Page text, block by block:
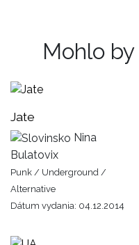
Mohlo
Jate
Nina
Bulatovix
Punk / Underground /
Alternative
Dátum vydania: 04.12.2014